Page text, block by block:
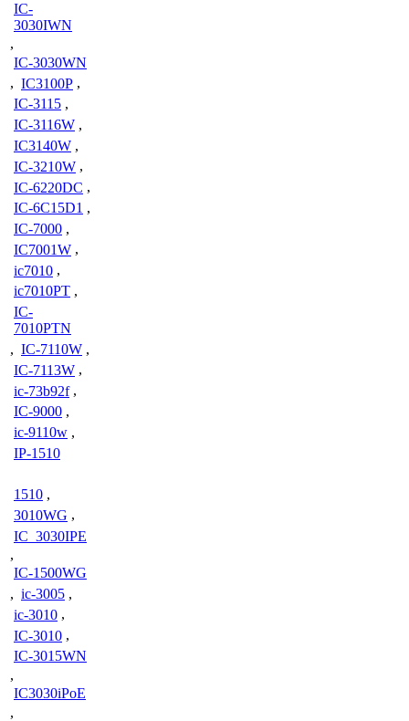
IC-
3030IWN
,
IC-3030WN
, IC3100P ,
IC-3115 ,
IC-3116W ,
IC3140W ,
IC-3210W ,
IC-6220DC ,
IC-6C15D1 ,
IC-7000 ,
IC7001W ,
ic7010 ,
ic7010PT ,
IC-
7010PTN
, IC-7110W ,
IC-7113W ,
ic-73b92f ,
IC-9000 ,
ic-9110w ,
IP-1510
1510 ,
3010WG ,
IC_3030IPE
,
IC-1500WG
, ic-3005 ,
ic-3010 ,
IC-3010 ,
IC-3015WN
,
IC3030iPoE
,